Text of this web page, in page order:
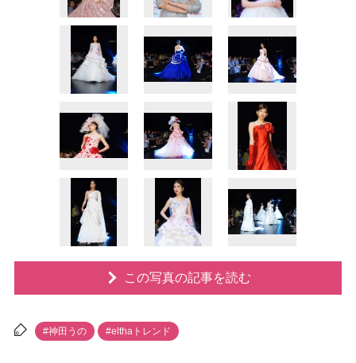
この写真の記事を読む
#神田うの #elthaトレンド